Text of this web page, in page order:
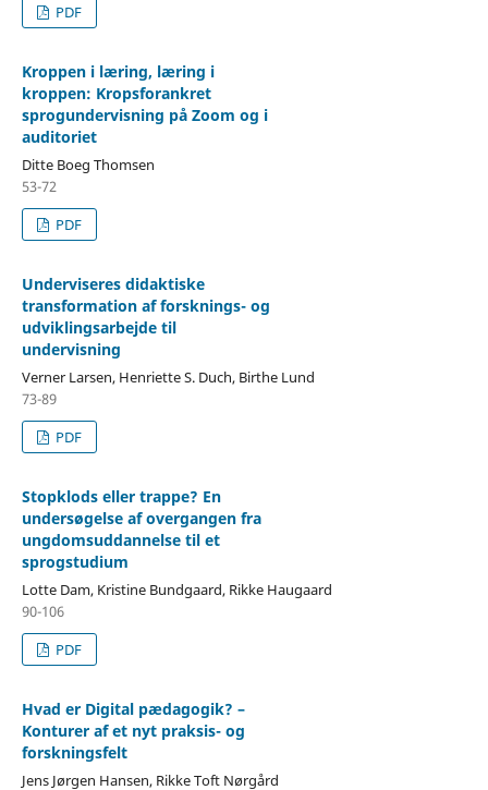
PDF
Kroppen i læring, læring i
kroppen: Kropsforankret
sprogundervisning på Zoom og i
auditoriet
Ditte Boeg Thomsen
53-72
PDF
Underviseres didaktiske
transformation af forsknings- og
udviklingsarbejde til
undervisning
Verner Larsen, Henriette S. Duch, Birthe Lund
73-89
PDF
Stopklods eller trappe? En
undersøgelse af overgangen fra
ungdomsuddannelse til et
sprogstudium
Lotte Dam, Kristine Bundgaard, Rikke Haugaard
90-106
PDF
Hvad er Digital pædagogik? –
Konturer af et nyt praksis- og
forskningsfelt
Jens Jørgen Hansen, Rikke Toft Nørgård